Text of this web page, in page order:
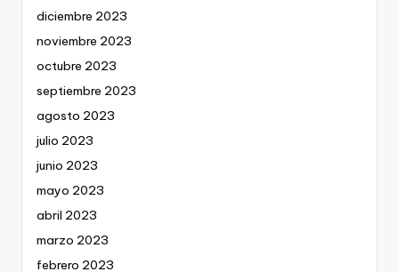
diciembre 2023
noviembre 2023
octubre 2023
septiembre 2023
agosto 2023
julio 2023
junio 2023
mayo 2023
abril 2023
marzo 2023
febrero 2023